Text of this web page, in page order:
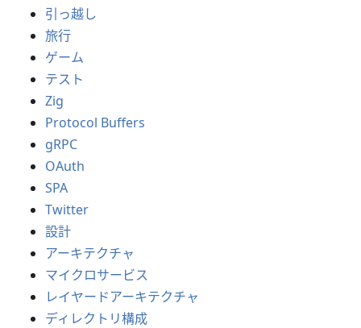
引っ越し
旅行
ゲーム
テスト
Zig
Protocol Buffers
gRPC
OAuth
SPA
Twitter
設計
アーキテクチャ
マイクロサービス
レイヤードアーキテクチャ
ディレクトリ構成